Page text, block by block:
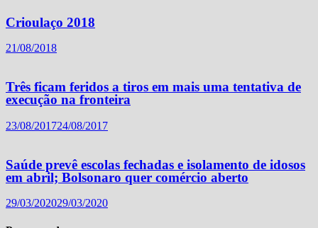
Crioulaço 2018
21/08/2018
Três ficam feridos a tiros em mais uma tentativa de
execução na fronteira
23/08/201724/08/2017
Saúde prevê escolas fechadas e isolamento de idosos
em abril; Bolsonaro quer comércio aberto
29/03/202029/03/2020